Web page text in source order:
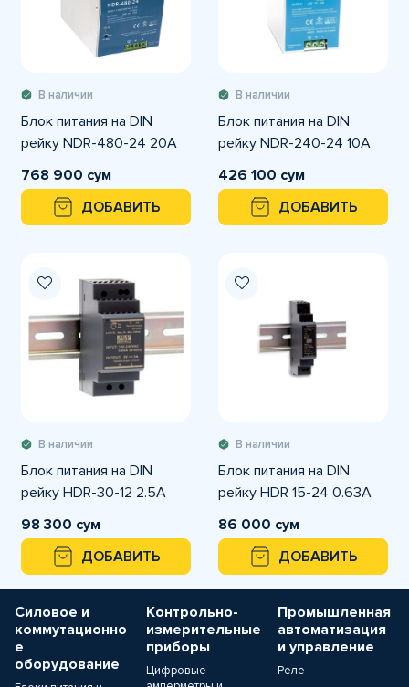
В наличии
Блок питания на DIN
рейку NDR-480-24 20A
768 900 сум
ДОБАВИТЬ
В наличии
Блок питания на DIN
рейку NDR-240-24 10A
426 100 сум
ДОБАВИТЬ
В наличии
Блок питания на DIN
рейку HDR-30-12 2.5А
98 300 сум
ДОБАВИТЬ
В наличии
Блок питания на DIN
рейку HDR 15-24 0.63А
86 000 сум
ДОБАВИТЬ
Силовое и
коммутационно
е
оборудование
Контрольно-
измерительные
приборы
Цифровые
Промышленная
автоматизация
и управление
Реле